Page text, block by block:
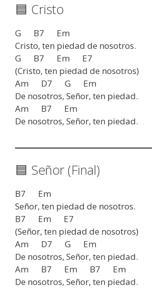
🟦 Cristo
G B7 Em
Cristo, ten piedad de nosotros.
G B7 Em E7
(Cristo, ten piedad de nosotros)
Am D7 G Em
De nosotros, Señor, ten piedad.
Am B7 Em
De nosotros, Señor, ten piedad.
🟦 Señor (Final)
B7 Em
Señor, ten piedad de nosotros.
B7 Em E7
(Señor, ten piedad de nosotros)
Am D7 G Em
De nosotros, Señor, ten piedad.
Am B7 Em B7 Em
De nosotros, Señor, ten piedad.